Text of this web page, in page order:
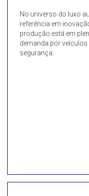
No universo do luxo
referência em
produção está em
demanda por
segurança.